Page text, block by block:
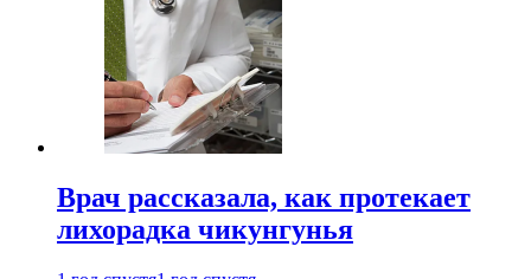
Врач рассказала, как протекает
лихорадка чикунгунья